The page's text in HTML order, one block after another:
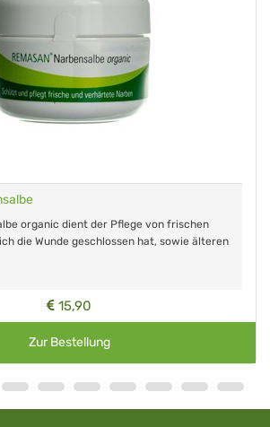
organic dient der Pflege von frischen
die Wunde geschlossen hat, sowie älteren
15,90
Zur Bestellung